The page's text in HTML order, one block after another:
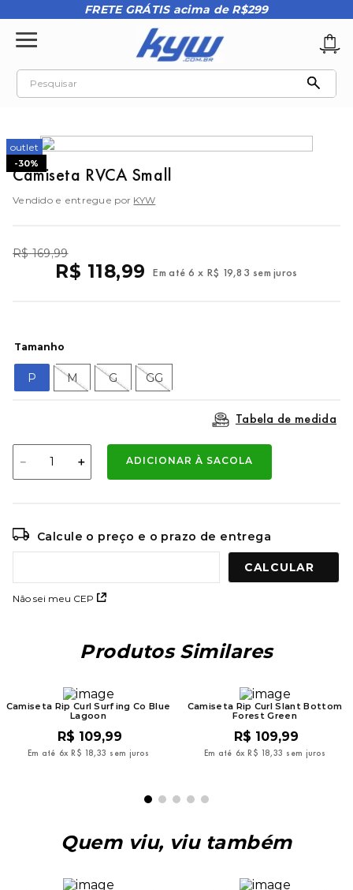
FRETE GRÁTIS acima de R$299
Pesquisar
outlet
-30%
Camiseta RVCA Small
Vendido e entregue por KYW
R$ 169,99
R$ 118,99 Em até 6 x R$ 19,83 sem juros
Tamanho
P M G GG
Tabela de medida
＋
－ ADICIONAR À SACOLA
Calcule o preço e o prazo de entrega
Não sei meu CEP
Produtos Similares
Camiseta Rip Curl Surfing Co Blue
Lagoon
R$ 109,99
Em até 6x R$ 18,33 sem juros
Camiseta Rip Curl Slant Bottom
Forest Green
R$ 109,99
Em até 6x R$ 18,33 sem juros
Quem viu, viu também
1º tênis oakley
2º
º teeth bomber 3
5º kenner
tenis
moletom